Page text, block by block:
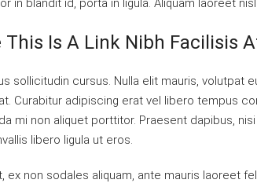
in blandit id, porta in ligula. Aliquam laoreet
This Is A Link Nibh Facilisis
sollicitudin cursus. Nulla elit mauris, volutpat
Curabitur adipiscing erat vel libero tempus
mi non aliquet porttitor. Praesent dapibus,
libero ligula ut eros.
ex non sodales aliquam, ante mauris laoreet